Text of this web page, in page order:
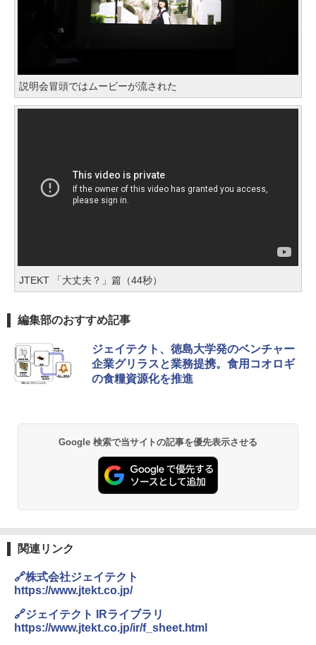
説明会冒頭ではムービーが流された
JTEKT 「大丈夫？」篇（44秒）
編集部のおすすめ記事
ジェイテクト、徳島大学発のベンチャー
企業グリラスと業務提携。食用コオロギ
の食糧資源化を推進
Google 検索で当サイトの記事を優先表示させる
関連リンク
🔗株式会社ジェイテクト
https://www.jtekt.co.jp/
🔗ジェイテクト IRライブラリ
https://www.jtekt.co.jp/ir/f_sheet.html